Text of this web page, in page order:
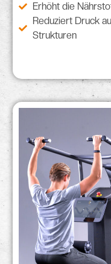
Erhöht die
Reduziert Druck
Strukturen